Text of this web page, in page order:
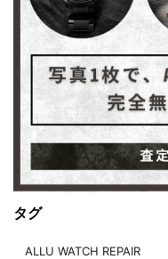
タグ
ALLU WATCH REPAIR